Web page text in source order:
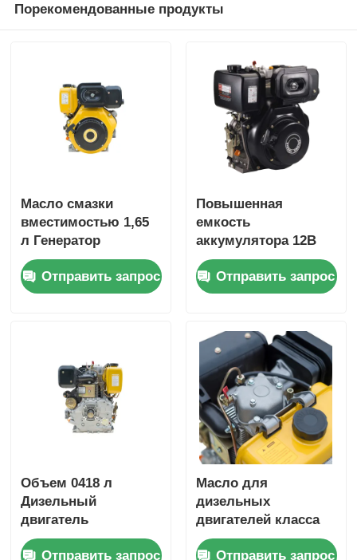
Порекомендованные продукты
Масло смазки
вместимостью 1,65
л Генератор
Дизельный
двигатель
Воздушно-
мощность 6 кВт
Тяжелый генератор
энергии
Отправить запрос
Повышенная
емкость
аккумулятора 12В
36Ач Дизельный
промышленный
двигатель,
общие размеры
420×440×495 мм для
промышленной
мощности
Отправить запрос
Объем 0418 л
Дизельный
двигатель
генератора,
включающий
Отправить запрос
Масло для
дизельных
двигателей класса
CD, для
промышленных
Отправить запрос